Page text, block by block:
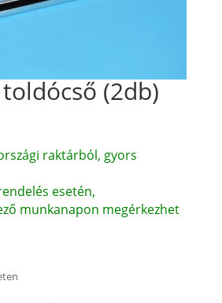
(2db)
raktárból, gyors
esetén,
munkanapon megérkezhet